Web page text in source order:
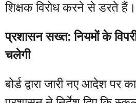
शिक्षक विरोध करने से डरते हैं।
प्रशासन सख्त: नियमों के
चलेगी
बोर्ड द्वारा जारी नए आदेश पर